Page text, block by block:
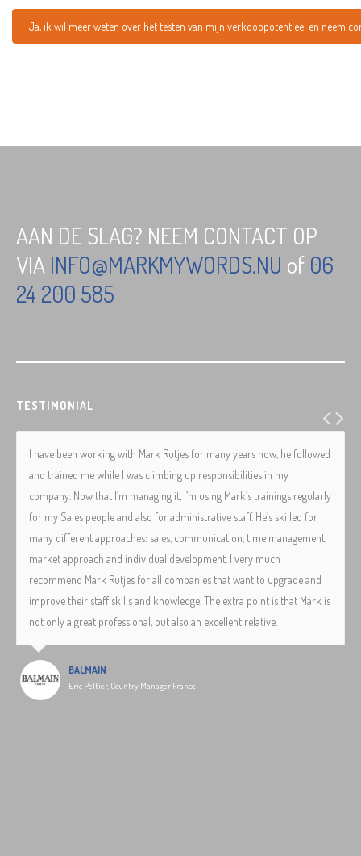
AAN DE SLAG? NEEM CONTACT OP
VIA INFO@MARKMYWORDS.NU of 06
24 200 585
TESTIMONIAL
I have been working with Mark Rutjes for many years now, he followed
and trained me while I was climbing up responsibilities in my
company. Now that I’m managing it, I’m using Mark’s trainings regularly
for my Sales people and also for administrative staff. He’s skilled for
many different approaches: sales, communication, time management,
market approach and individual development. I very much
recommend Mark Rutjes for all companies that want to upgrade and
improve their staff skills and knowledge. The extra point is that Mark is
not only a great professional, but also an excellent relative.
BALMAIN
Eric Peltier, Country Manager France